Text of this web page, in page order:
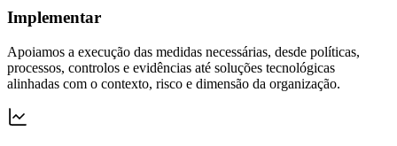
Implementar
Apoiamos a execução das medidas necessárias, desde políticas,
processos, controlos e evidências até soluções tecnológicas
alinhadas com o contexto, risco e dimensão da organização.